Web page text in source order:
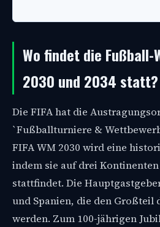
Wo findet die
2030 und 2034 statt?
Die FIFA hat die
`Fußballturniere &
FIFA WM 2030 wird eine
indem sie auf drei
stattfindet. Die
und Spanien, die den Großteil
werden. Zum 100-jährigen